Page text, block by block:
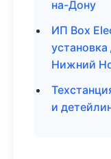
на-Дону
ИП Box
Нижний
и